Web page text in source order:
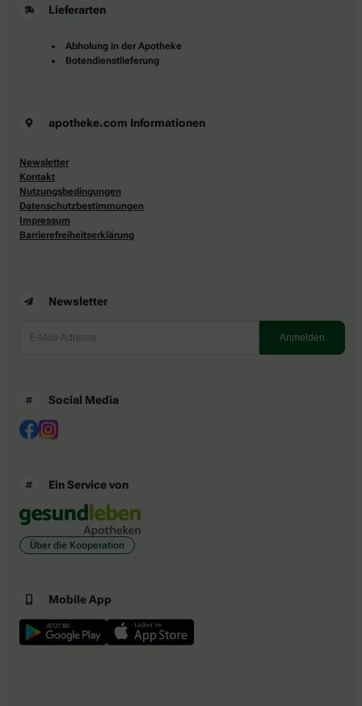
Lieferarten
Abholung in der Apotheke
Botendienstlieferung
apotheke.com Informationen
Newsletter
Kontakt
Nutzungsbedingungen
Datenschutzbestimmungen
Impressum
Barrierefreiheitserklärung
Newsletter
Social Media
Ein Service von
Über die Kooperation
Mobile App